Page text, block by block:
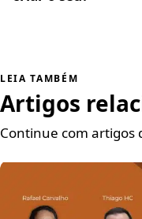
LEIA TAMBÉM
Artigos
Continue com artigos